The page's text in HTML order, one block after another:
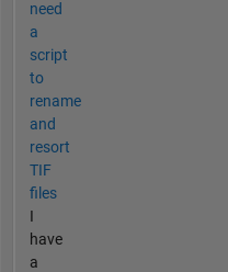
need
a
script
to
rename
and
resort
TIF
files
I
have
a